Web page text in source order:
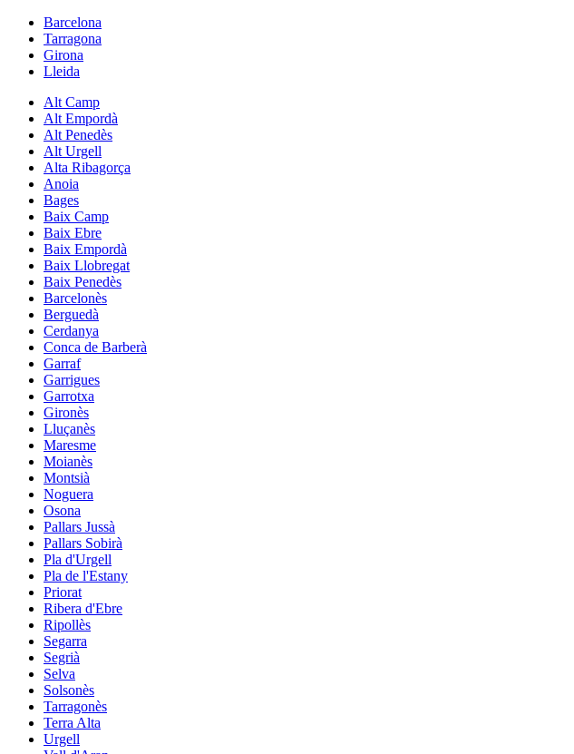
Barcelona
Tarragona
Girona
Lleida
Alt Camp
Alt Empordà
Alt Penedès
Alt Urgell
Alta Ribagorça
Anoia
Bages
Baix Camp
Baix Ebre
Baix Empordà
Baix Llobregat
Baix Penedès
Barcelonès
Berguedà
Cerdanya
Conca de Barberà
Garraf
Garrigues
Garrotxa
Gironès
Lluçanès
Maresme
Moianès
Montsià
Noguera
Osona
Pallars Jussà
Pallars Sobirà
Pla d'Urgell
Pla de l'Estany
Priorat
Ribera d'Ebre
Ripollès
Segarra
Segrià
Selva
Solsonès
Tarragonès
Terra Alta
Urgell